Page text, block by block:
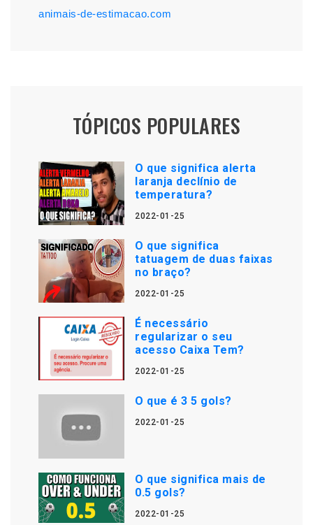
animais-de-estimacao.com
TÓPICOS POPULARES
O que significa alerta
laranja declínio de
temperatura?
2022-01-25
O que significa
tatuagem de duas faixas
no braço?
2022-01-25
É necessário
regularizar o seu
acesso Caixa Tem?
2022-01-25
O que é 3 5 gols?
2022-01-25
O que significa mais de
0.5 gols?
2022-01-25